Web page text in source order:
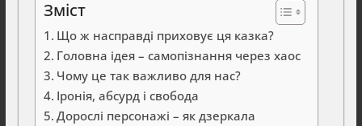
Зміст
Що ж насправді приховує ця казка?
Головна ідея – самопізнання через хаос
Чому це так важливо для нас?
Іронія, абсурд і свобода
Дорослі персонажі – як дзеркала